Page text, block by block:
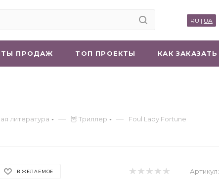
RU | UA
ПРОДАЖ ТОП ПРОЕКТЫ КАК ЗАКАЗАТЬ
литература — 🦉 Триллер — Foul Lady Fortune
В ЖЕЛАЕМОЕ Артикул: